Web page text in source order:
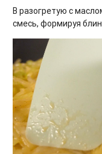
В разогретую с
смесь, формируя